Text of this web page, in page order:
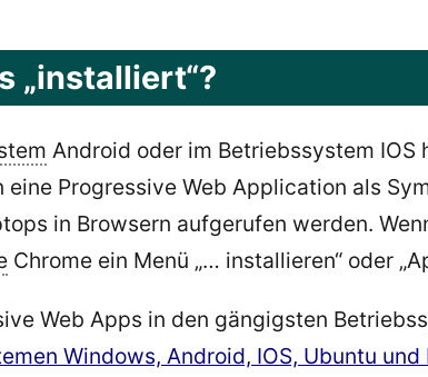
„installiert“?
Android oder im Betriebssystem IOS
eine Progressive Web Application als
in Browsern aufgerufen werden.
Chrome ein Menü „… installieren“ oder
Web Apps in den gängigsten
Windows, Android, IOS, Ubuntu und